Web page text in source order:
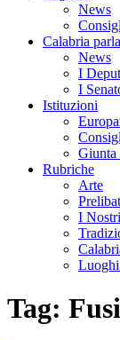
News
Calabria
News
I
I
Istituzioni
Giunta
Rubriche
Arte
I
Tag: